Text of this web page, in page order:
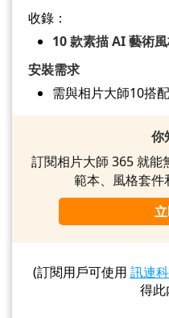
收錄：
10 款素描 AI 藝術
安裝需求
需與相片大師10搭
你
訂閱相片大師 365 就能
範本、風格套件
(訂閱用戶可使用 訊連
得此